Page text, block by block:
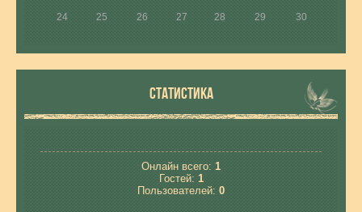
24 25 26 27 28 29 30
СТАТИСТИКА
Онлайн всего: 1
Гостей: 1
Пользователей: 0